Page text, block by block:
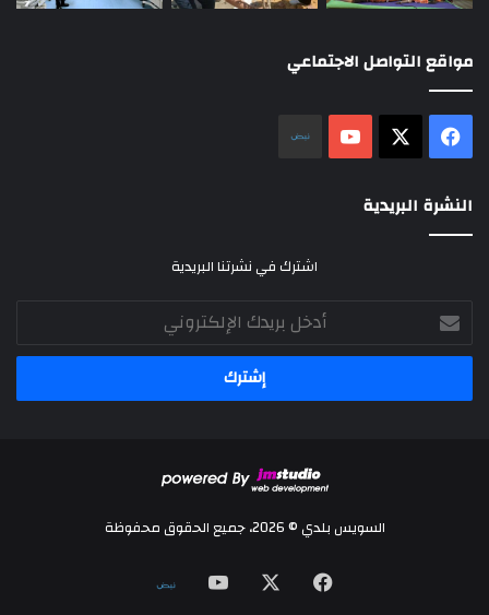
مواقع التواصل الاجتماعي
فيسبوك ‫YouTube
النشرة البريدية
اشترك في نشرتنا البريدية
أدخل
بريدك
الإلكتروني
السويس بلدي © 2026، جميع الحقوق محفوظة
فيسبوك ‫YouTube